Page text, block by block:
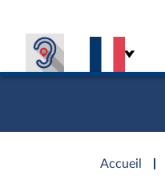
Accueil
d'accueil